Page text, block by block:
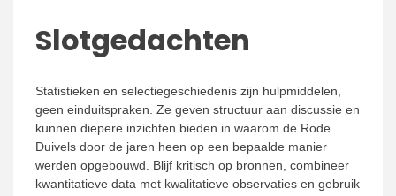
Slotgedachten
Statistieken en selectiegeschiedenis zijn hulpmiddelen,
geen einduitspraken. Ze geven structuur aan discussie en
kunnen diepere inzichten bieden in waarom de Rode
Duivels door de jaren heen op een bepaalde manier
werden opgebouwd. Blijf kritisch op bronnen, combineer
kwantitatieve data met kwalitatieve observaties en gebruik